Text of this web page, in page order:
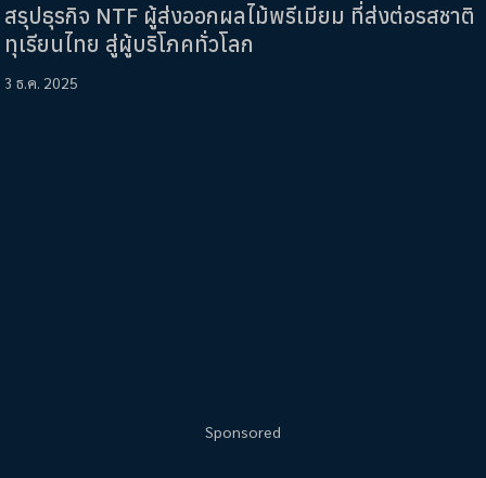
สรุปธุรกิจ NTF ผู้ส่งออกผลไม้พรีเมียม ที่ส่งต่อรสชาติ
ทุเรียนไทย สู่ผู้บริโภคทั่วโลก
3 ธ.ค. 2025
Sponsored